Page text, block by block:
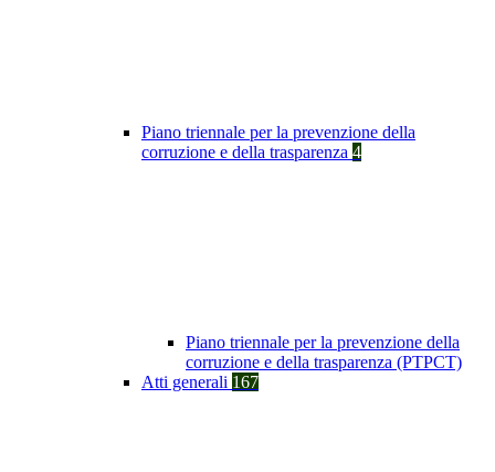
Piano triennale per la prevenzione della
corruzione e della trasparenza 4
Piano triennale per la prevenzione della
corruzione e della trasparenza (PTPCT)
Atti generali 167